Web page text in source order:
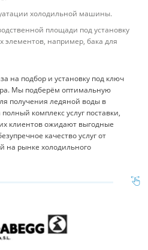
холодильной машины.
площади под установку
элементов, например, бака для
на подбор и установку под ключ
Мы подберём оптимальную
получения ледяной воды в
комплекс услуг поставки,
клиентов ожидают выгодные
качество услуг от
на рынке холодильного